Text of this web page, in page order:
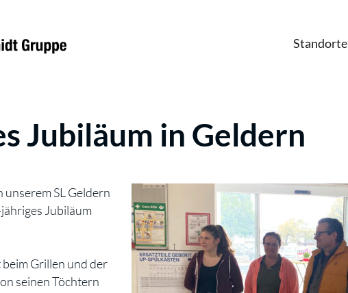
Standorte
Jubiläum in Geldern
SL Geldern
Jubiläum
Grillen und der
seinen Töchtern